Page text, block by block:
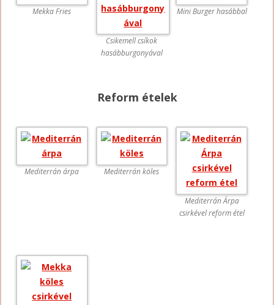
Mekka Fries
Csikemell csíkok
hasábburgonyával
Mini Burger hasábbal
Reform ételek
Mediterrán árpa Mediterrán köles
Mediterrán Árpa
csirkével reform étel